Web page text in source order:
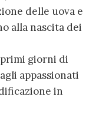
delle uova e
alla nascita dei
giorni di
appassionati
in